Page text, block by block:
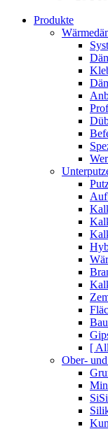
Produkte
[
Ober-